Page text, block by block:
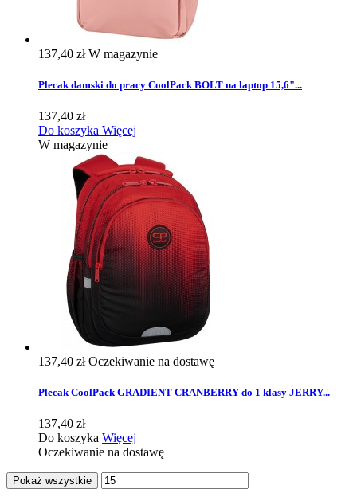
137,40 złW magazynie
Plecak damski do pracy CoolPack BOLT na laptop 15,6"...
137,40 zł
Do koszyka Więcej
W magazynie
137,40 złOczekiwanie na dostawę
Plecak CoolPack GRADIENT CRANBERRY do 1 klasy JERRY...
137,40 zł
Do koszyka Więcej
Oczekiwanie na dostawę
Pokaż wszystkie